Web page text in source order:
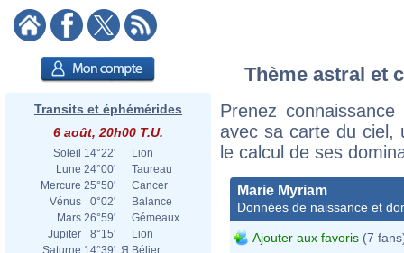
Transits et éphémérides
6 août, 20h00 T.U.
Soleil 14°22'
Lion
Lune 24°00'
Taureau
Mercure 25°50'
Cancer
Vénus
0°02'
Balance
Mars 26°59'
Gémeaux
Jupiter
8°15'
Lion
Saturne 14°39' Я Bélier
Thème astral et
Prenez
avec sa carte du ciel,
le calcul de ses
Marie Myriam
Données de naissance et
Ajouter aux favoris (7